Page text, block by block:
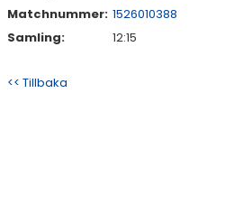
Matchnummer: 1526010388
Samling:
12:15
<< Tillbaka